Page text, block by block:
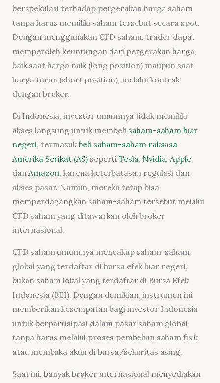
berspekulasi terhadap pergerakan harga saham
tanpa harus memiliki saham tersebut secara spot.
Dengan menggunakan CFD saham, trader dapat
memperoleh keuntungan dari pergerakan harga,
baik saat harga naik (long position) maupun saat
harga turun (short position), melalui kontrak
dengan broker.
Di Indonesia, investor umumnya tidak memiliki
akses langsung untuk membeli saham-saham luar
negeri, termasuk beli saham-saham raksasa
Amerika Serikat (AS)seperti Tesla, Nvidia, Apple,
dan Amazon, karena keterbatasan regulasi dan
akses pasar. Namun, mereka tetap bisa
memperdagangkan saham-saham tersebut melalui
CFD saham yang ditawarkan oleh broker
internasional.
CFD saham umumnya mencakup saham-saham
global yang terdaftar di bursa efek luar negeri,
bukan saham lokal yang terdaftar di Bursa Efek
Indonesia (BEI). Dengan demikian, instrumen ini
memberikan kesempatan bagi investor Indonesia
untuk berpartisipasi dalam pasar saham global
tanpa harus melalui proses pembelian saham fisik
atau membuka akun di bursa/sekuritas asing.
Saat ini, banyak broker internasional menyediakan